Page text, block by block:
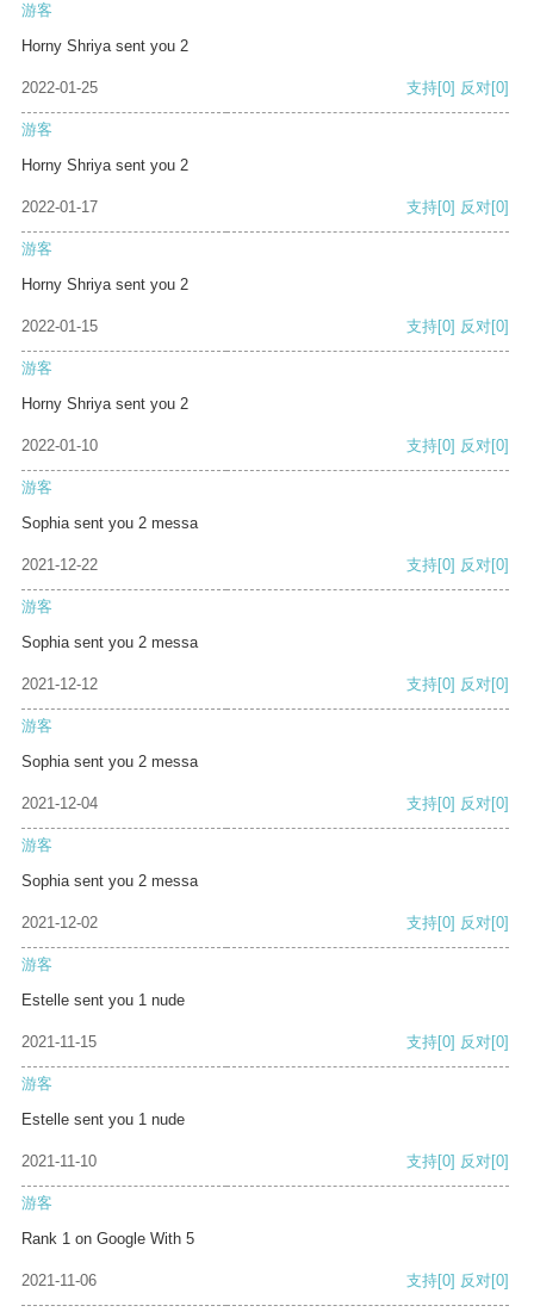
游客
Horny Shriya sent you 2
2022-01-25 支持[0] 反对[0]
游客
Horny Shriya sent you 2
2022-01-17 支持[0] 反对[0]
游客
Horny Shriya sent you 2
2022-01-15 支持[0] 反对[0]
游客
Horny Shriya sent you 2
2022-01-10 支持[0] 反对[0]
游客
Sophia sent you 2 messa
2021-12-22 支持[0] 反对[0]
游客
Sophia sent you 2 messa
2021-12-12 支持[0] 反对[0]
游客
Sophia sent you 2 messa
2021-12-04 支持[0] 反对[0]
游客
Sophia sent you 2 messa
2021-12-02 支持[0] 反对[0]
游客
Estelle sent you 1 nude
2021-11-15 支持[0] 反对[0]
游客
Estelle sent you 1 nude
2021-11-10 支持[0] 反对[0]
游客
Rank 1 on Google With 5
2021-11-06 支持[0] 反对[0]